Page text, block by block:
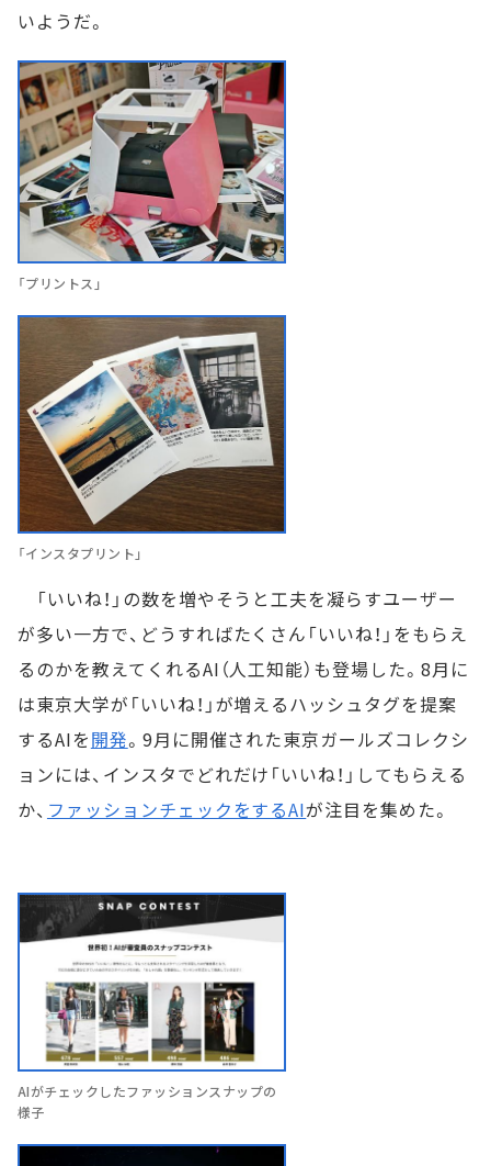
いようだ。
「プリントス」
「インスタプリント」
「いいね！」の数を増やそうと工夫を凝らすユーザー
が多い一方で、どうすればたくさん「いいね！」をもらえ
るのかを教えてくれるAI（人工知能）も登場した。8月に
は東京大学が「いいね！」が増えるハッシュタグを提案
するAIを開発。9月に開催された東京ガールズコレクシ
ョンには、インスタでどれだけ「いいね！」してもらえる
か、 ファッションチェックをするAIが注目を集めた。
AIがチェックしたファッションスナップの
様子